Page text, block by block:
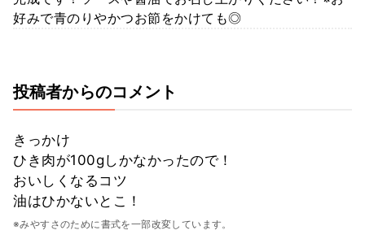
好みで青のりやかつお節をかけても◎
投稿者からのコメント
きっかけ
ひき肉が100gしかなかったので！
おいしくなるコツ
油はひかないとこ！
※みやすさのために書式を一部改変しています。